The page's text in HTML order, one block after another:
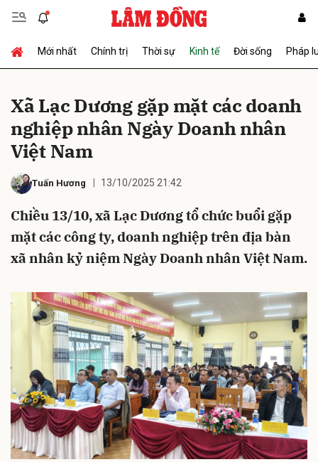
Mới nhất Chính trị Thời sự Kinh tế Đời sống Pháp
Xã Lạc Dương gặp mặt các doanh
nghiệp nhân Ngày Doanh nhân
Việt Nam
Tuấn Hương 13/10/2025 21:42
Chiều 13/10, xã Lạc Dương tổ chức buổi gặp
mặt các công ty, doanh nghiệp trên địa bàn
xã nhân kỷ niệm Ngày Doanh nhân Việt Nam.
Gửi bình luận
Hủy Gửi